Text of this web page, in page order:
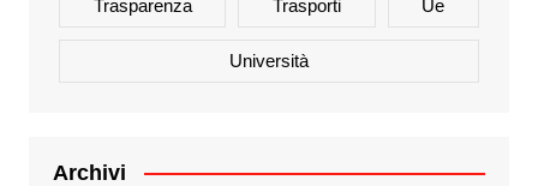
Trasparenza Trasporti Ue
Università
Archivi